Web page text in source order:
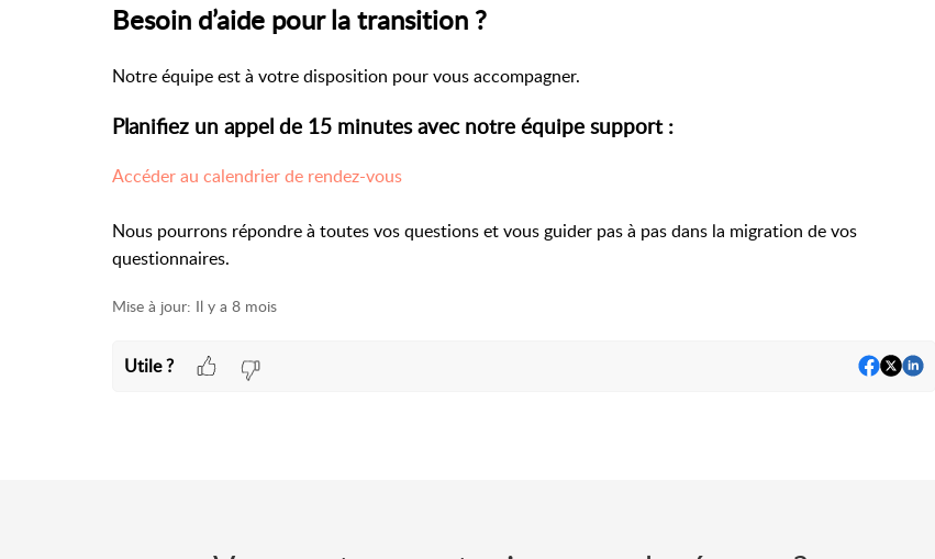
Besoin d’aide pour la transition ?
Notre équipe est à votre disposition pour vous accompagner.
Planifiez un appel de 15 minutes avec notre équipe support :
Accéder au calendrier de rendez-vous
Nous pourrons répondre à toutes vos questions et vous guider pas à pas dans la migration de vos
questionnaires.
Mise à jour: Il y a 8 mois
Utile ?